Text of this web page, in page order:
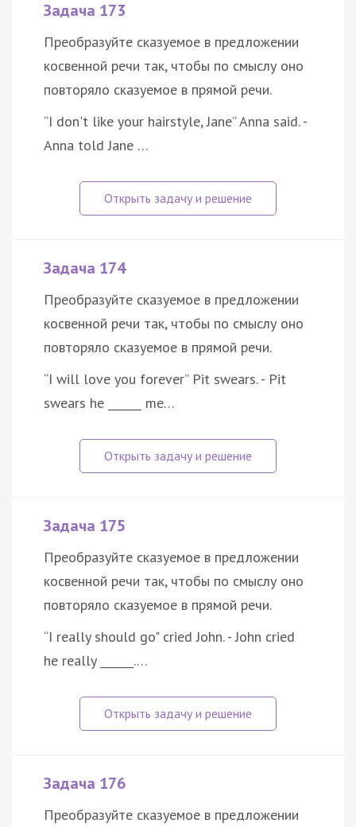
Задача 173
Преобразуйте сказуемое в предложении
косвенной речи так, чтобы по смыслу оно
повторяло сказуемое в прямой речи.
“I don't like your hairstyle, Jane” Anna said. -
Anna told Jane …
Задача 174
Преобразуйте сказуемое в предложении
косвенной речи так, чтобы по смыслу оно
повторяло сказуемое в прямой речи.
“I will love you forever” Pit swears. - Pit
swears he ______ me…
Задача 175
Преобразуйте сказуемое в предложении
косвенной речи так, чтобы по смыслу оно
повторяло сказуемое в прямой речи.
“I really should go" cried John. - John cried
he really ______.…
Задача 176
Преобразуйте сказуемое в предложении